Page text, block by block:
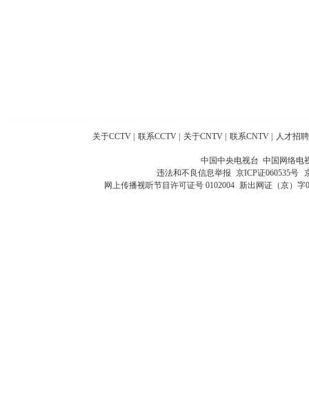
关于CCTV 联系CCTV 关于CNTV 联系CNTV 人才招聘
中国中央电视台 中国网络电
违法和不良信息举报 京ICP证060535号
网上传播视听节目许可证号 0102004 新出网证（京）